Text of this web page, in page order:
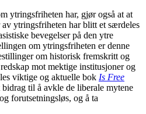
ytringsfriheten har, gjør også at at
ytringsfriheten har blitt et særdeles
bevegelser på den ytre
om ytringsfriheten er denne
om historisk fremskritt og
mot mektige institusjoner og
viktige og aktuelle bok Is Free
bidrag til å avkle de liberale mytene
forutsetningsløs, og å ta